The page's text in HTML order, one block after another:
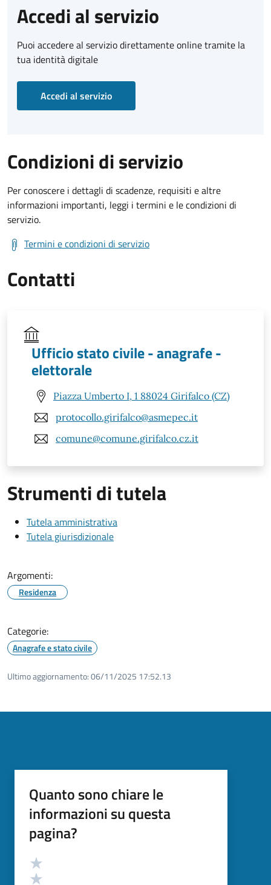
Accedi al servizio
Puoi accedere al servizio direttamente online tramite la
tua identità digitale
Accedi al servizio
Condizioni di servizio
Per conoscere i dettagli di scadenze, requisiti e altre
informazioni importanti, leggi i termini e le condizioni di
servizio.
Termini e condizioni di servizio
Contatti
Ufficio stato civile - anagrafe -
elettorale
Piazza Umberto I, 1 88024 Girifalco (CZ)
protocollo.girifalco@asmepec.it
comune@comune.girifalco.cz.it
Strumenti di tutela
Tutela amministrativa
Tutela giurisdizionale
Argomenti:
Residenza
Categorie:
Anagrafe e stato civile
Ultimo aggiornamento:06/11/2025 17:52.13
Quanto sono chiare le
informazioni su questa
pagina?
Valutazione